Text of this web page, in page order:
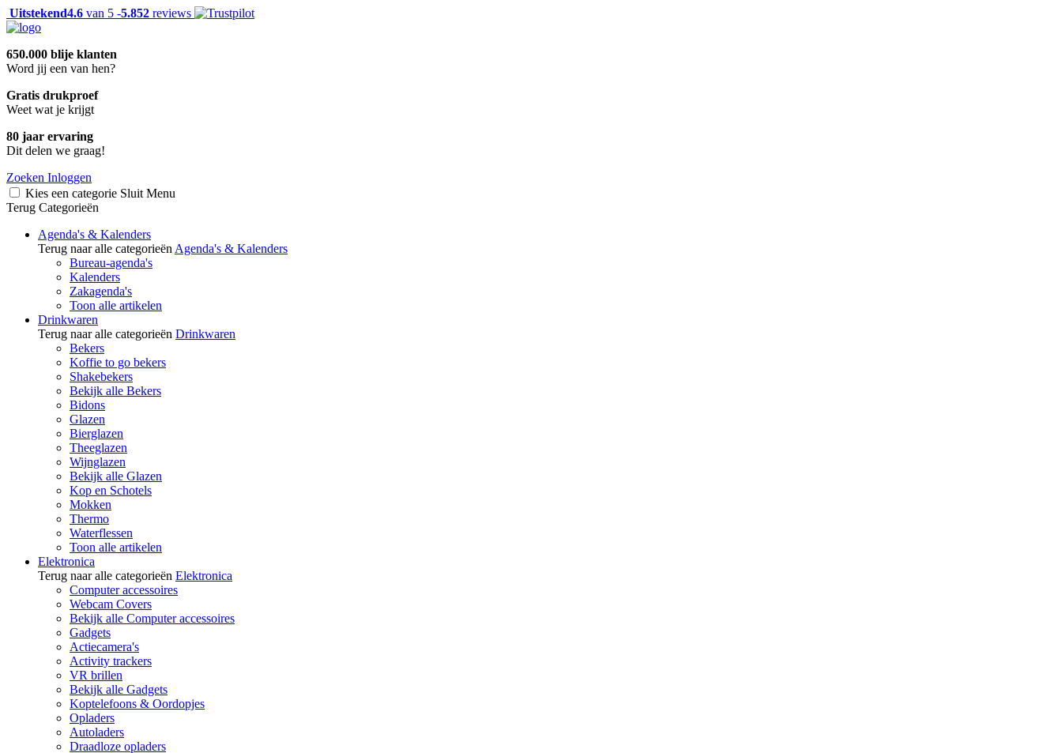
Uitstekend4.6 van 5 -5.852 reviews
650.000 blije klanten
Word jij een van hen?
Gratis drukproef
Weet wat je krijgt
80 jaar ervaring
Dit delen we graag!
Zoeken Inloggen
Kies een categorie Sluit Menu
Terug Categorieën
Agenda's & Kalenders
Terug naar alle categorieën Agenda's & Kalenders
Bureau-agenda's
Kalenders
Zakagenda's
Toon alle artikelen
Drinkwaren
Terug naar alle categorieën Drinkwaren
Bekers
Koffie to go bekers
Shakebekers
Bekijk alle Bekers
Bidons
Glazen
Bierglazen
Theeglazen
Wijnglazen
Bekijk alle Glazen
Kop en Schotels
Mokken
Thermo
Waterflessen
Toon alle artikelen
Elektronica
Terug naar alle categorieën Elektronica
Computer accessoires
Webcam Covers
Bekijk alle Computer accessoires
Gadgets
Actiecamera's
Activity trackers
VR brillen
Bekijk alle Gadgets
Koptelefoons & Oordopjes
Opladers
Autoladers
Draadloze opladers